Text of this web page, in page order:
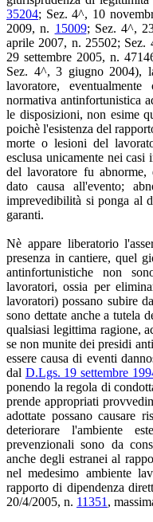
35204; Sez. 4^, 10
2009, n. 15009; Sez. 4^,
aprile 2007, n. 25502; Sez.
29 settembre 2005, n.
Sez. 4^, 3 giugno 2004),
lavoratore,
normativa antinfortunistica
le disposizioni, non esime
poichè l'esistenza del
morte o lesioni del
esclusa unicamente nei
del lavoratore fu abnorme,
dato causa all'evento;
imprevedibilità si ponga al
garanti.
Nè appare liberatorio
presenza in cantiere, quel
antinfortunistiche non
lavoratori, ossia per
lavoratori) possano subire
sono dettate anche a tutela
qualsiasi legittima ragione,
se non munite dei presidi
essere causa di eventi
dal D.Lgs. 19 settembre
ponendo la regola di
prende appropriati
adottate possano causare
deteriorare l'ambiente
prevenzionali sono da
anche degli estranei al
nel medesimo ambiente
rapporto di dipendenza
20/4/2005, n. 11351 ,